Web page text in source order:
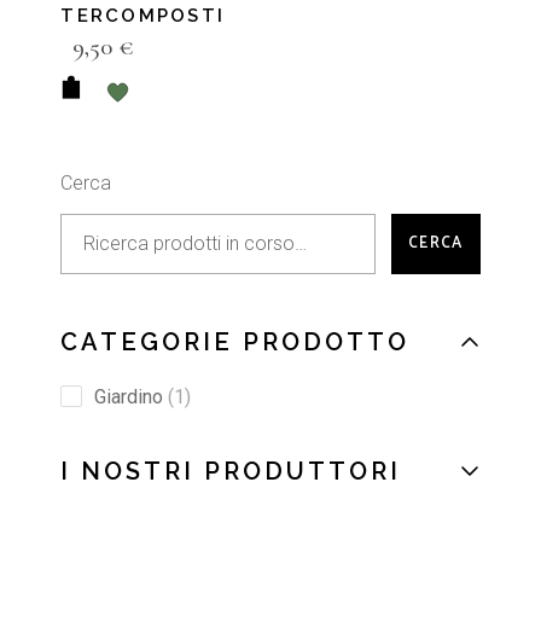
TERCOMPOSTI
9,50 €
Cerca
CERCA
CATEGORIE PRODOTTO
Giardino 1
I NOSTRI PRODUTTORI